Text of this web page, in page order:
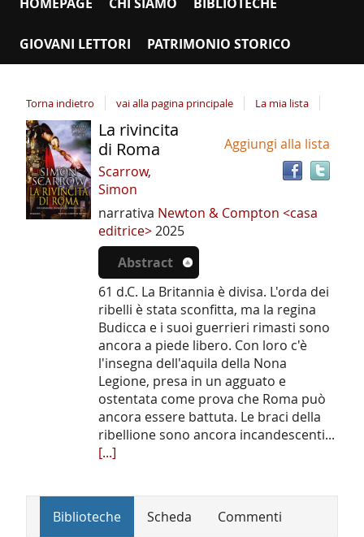
GIOVANI LETTORI PATRIMONIO STORICO
Torna indietro vai alla pagina principale La mia lista
Dettaglio
del
documento
Aggiungi alla lista
La rivincita
di Roma
Scarrow,
Simon
narrativa Newton & Compton <casa
editrice>2025
Abstract
61 d.C. La Britannia è divisa. L'orda dei
ribelli è stata sconfitta, ma la regina
Budicca e i suoi guerrieri rimasti sono
ancora a piede libero. Con loro c'è
l'insegna dell'aquila della Nona
Legione, presa in un agguato e
ostentata come prova che Roma può
ancora essere battuta. Le braci della
ribellione sono ancora incandescenti...
[...]
Biblioteche Scheda Commenti